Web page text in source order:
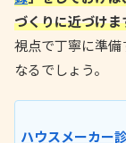
づくりに近づけま
視点で丁寧に準
なるでしょう。
ハウスメーカー